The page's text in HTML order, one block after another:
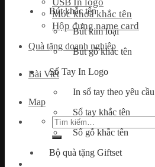
Móc khoá khắc tên
Hộp đựng name card
Quà tặng doanh nghiệp
Bài Viết
Map
Tìm
kiếm:
Bút khắc tên
Bút kim loại
Bút gỗ khắc tên
Sổ Tay In Logo
In sổ tay theo yêu cầu
Sổ tay khắc tên
Sổ gỗ khắc tên
Bộ quà tặng Giftset